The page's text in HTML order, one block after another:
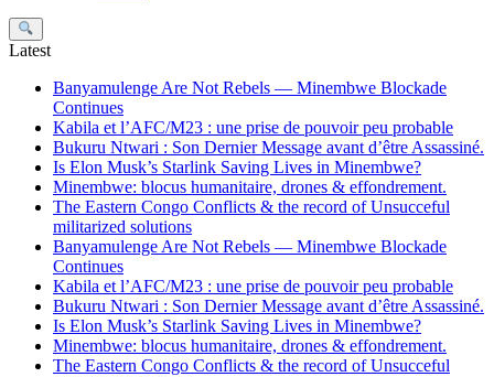
Search
Latest
Banyamulenge Are Not Rebels — Minembwe Blockade
Continues
Kabila et l’AFC/M23 : une prise de pouvoir peu probable
Bukuru Ntwari : Son Dernier Message avant d’être Assassiné.
Is Elon Musk’s Starlink Saving Lives in Minembwe?
Minembwe: blocus humanitaire, drones & effondrement.
The Eastern Congo Conflicts & the record of Unsucceful
militarized solutions
Banyamulenge Are Not Rebels — Minembwe Blockade
Continues
Kabila et l’AFC/M23 : une prise de pouvoir peu probable
Bukuru Ntwari : Son Dernier Message avant d’être Assassiné.
Is Elon Musk’s Starlink Saving Lives in Minembwe?
Minembwe: blocus humanitaire, drones & effondrement.
The Eastern Congo Conflicts & the record of Unsucceful